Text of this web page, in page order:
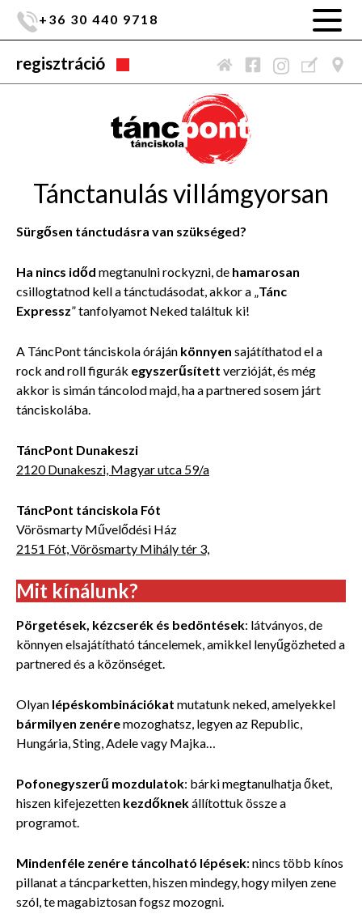
+36 30 440 9718
regisztráció
Tánctanulás villámgyorsan
Sürgősen tánctudásra van szükséged?
Ha nincs időd megtanulni rockyzni, de hamarosan
csillogtatnod kell a tánctudásodat, akkor a „Tánc
Expressz” tanfolyamot Neked találtuk ki!
A TáncPont tánciskola óráján könnyen sajátíthatod el a
rock and roll figurák egyszerűsített verzióját, és még
akkor is simán táncolod majd, ha a partnered sosem járt
tánciskolába.
TáncPont Dunakeszi
2120 Dunakeszi, Magyar utca 59/a
TáncPont tánciskola Fót
Vörösmarty Művelődési Ház
2151 Fót, Vörösmarty Mihály tér 3,
Mit kínálunk?
Pörgetések, kézcserék és bedöntések: látványos, de
könnyen elsajátítható táncelemek, amikkel lenyűgözheted a
partnered és a közönséget.
Olyan lépéskombinációkat mutatunk neked, amelyekkel
bármilyen zenéremozoghatsz, legyen az Republic,
Hungária, Sting, Adele vagy Majka…
Pofonegyszerű mozdulatok: bárki megtanulhatja őket,
hiszen kifejezetten kezdőknekállítottuk össze a
programot.
Mindenféle zenére táncolható lépések: nincs több kínos
pillanat a táncparketten, hiszen mindegy, hogy milyen zene
szól, te magabiztosan fogsz mozogni.